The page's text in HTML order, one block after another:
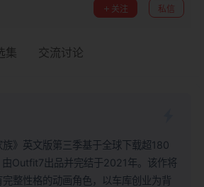
关注 私信
集 交流讨论
族》英文版第三季基于全球下载超180
由Outfit7出品并完结于2021年。该作将
整性格的动画角色，以车库创业为背